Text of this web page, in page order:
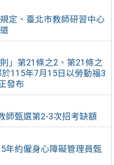
定、臺北市教師研習中心
」第21條之2、第21條之
115年7月15日以勞動福3
發布
師甄選第2-3次招考缺額
年約僱身心障礙管理員甄